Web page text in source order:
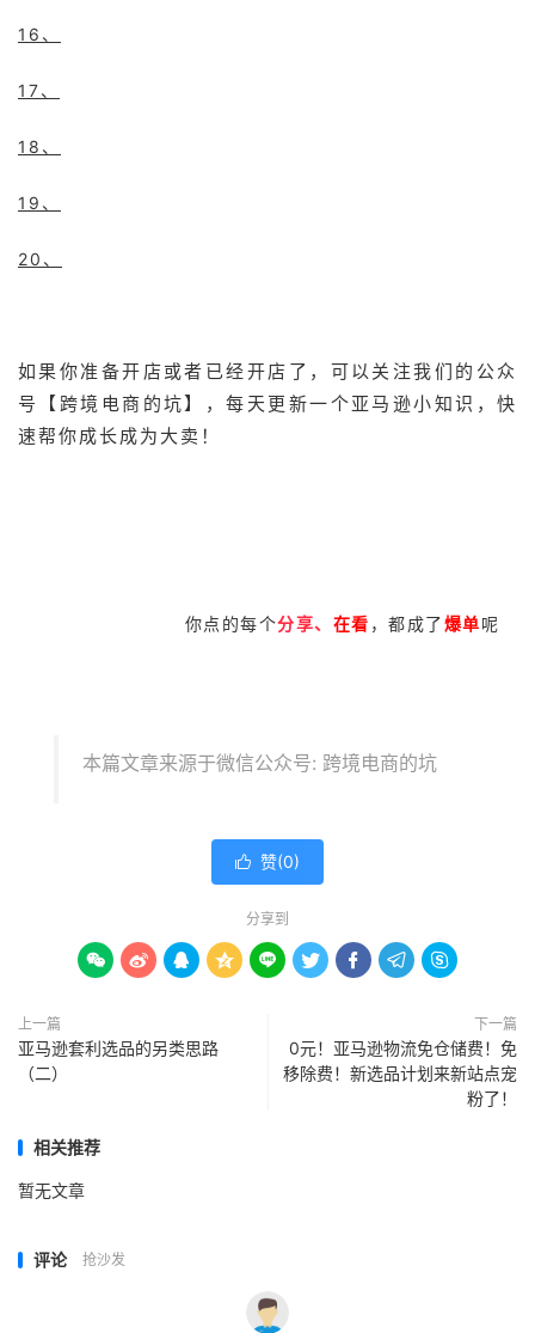
16、
17、
18、
19、
20、
如果你准备开店或者已经开店了，可以关注我们的公众
号【跨境电商的坑】，每天更新一个亚马逊小知识，快
速帮你成长成为大卖！
你点的每个分享、 在看 ，都成了爆单呢
本篇文章来源于微信公众号: 跨境电商的坑
 赞(0)
分享到
        
上一篇
亚马逊套利选品的另类思路
（二）
下一篇
0元！亚马逊物流免仓储费！免
移除费！新选品计划来新站点宠
粉了！
相关推荐
暂无文章
评论 抢沙发